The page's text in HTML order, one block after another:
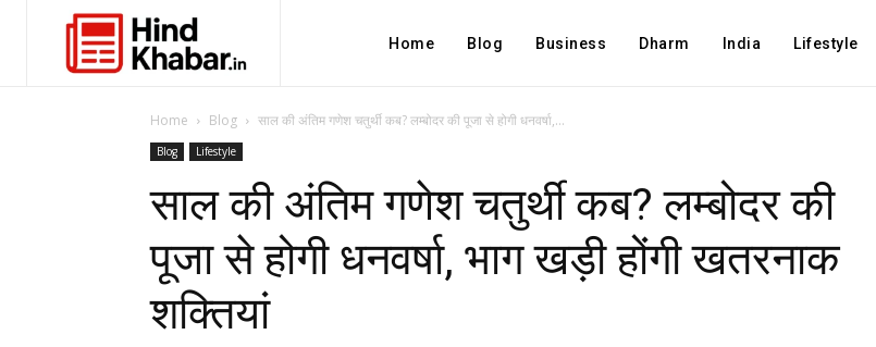
Home Blog Business Dharm India Lifestyle
Home Blog साल की अंतिम गणेश चतुर्थी कब? लम्बोदर की पूजा से होगी धनवर्षा,...
Blog Lifestyle
साल की अंतिम गणेश चतुर्थी कब? लम्बोदर की
पूजा से होगी धनवर्षा, भाग खड़ी होंगी खतरनाक
शक्तियां